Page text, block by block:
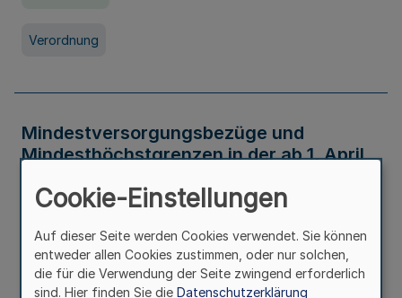
Verordnung
Mindestversorgungsbezüge und
Mindesthöchstgrenzen in der ab 1. April
Verwaltungsvorschrift
Cookie-Einstellungen
Auf dieser Seite werden Cookies verwendet. Sie können
entweder allen Cookies zustimmen, oder nur solchen,
die für die Verwendung der Seite zwingend erforderlich
sind. Hier finden Sie die Datenschutzerklärung